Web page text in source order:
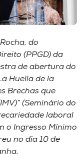
do
(PPGD) da
de abertura do
Huella de la
Brechas que
(Seminário do
laboral
o Ingresso Mínimo
no dia 10 de